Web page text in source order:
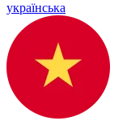
українська